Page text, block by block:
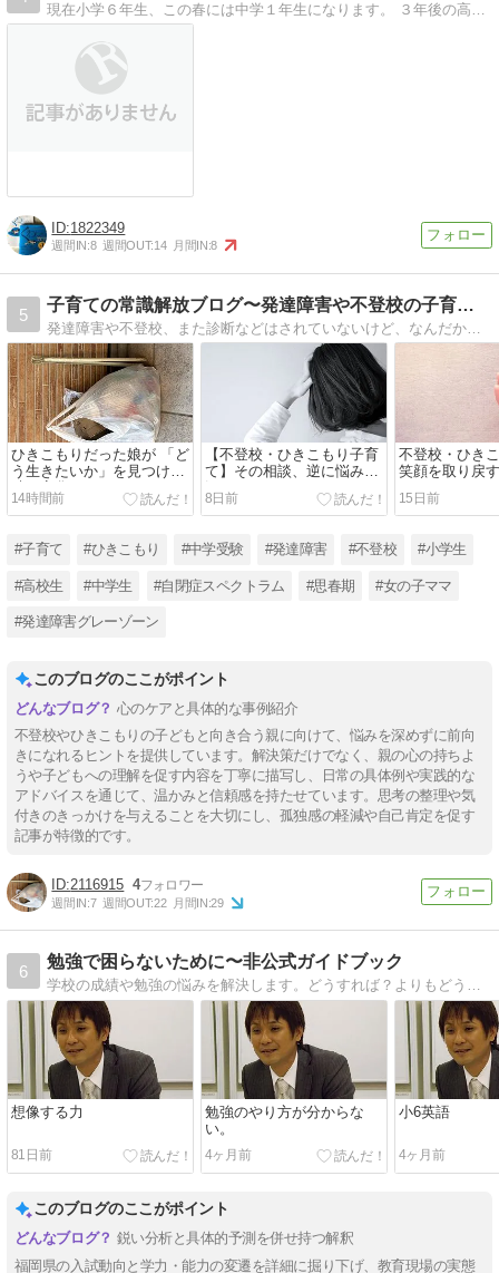
1822349
週間IN:8 週間OUT:14 月間IN:8
5
子育ての常識解放ブログ〜発達障害や不登校の子育てを応援〜
発達障害や不登校、また診断などはされていないけど、なんだか他の子と違う個性的な子。個性に合わせた方がいいのか、集団についていけるようにしつけた方がいいのか。悩むママへ子どもへの具体的な対応法や考え方をお届けします。
ひきこもりだった娘が 「ど
う生きたいか」を見つけた
時の変化
14時間前
【不登校・ひきこもり子育
て】その相談、逆に悩みを
深くしているかもしれませ
ん
8日前
不登校・ひき
笑顔を取り戻
コレ！
15日前
#子育て #ひきこもり #中学受験 #発達障害 #不登校 #小学生
#高校生 #中学生 #自閉症スペクトラム #思春期 #女の子ママ
#発達障害グレーゾーン
このブログのここがポイント
心のケアと具体的な事例紹介
不登校やひきこもりの子どもと向き合う親に向けて、悩みを深めずに前向
きになれるヒントを提供しています。解決策だけでなく、親の心の持ちよ
うや子どもへの理解を促す内容を丁寧に描写し、日常の具体例や実践的な
アドバイスを通じて、温かみと信頼感を持たせています。思考の整理や気
付きのきっかけを与えることを大切にし、孤独感の軽減や自己肯定を促す
記事が特徴的です。
2116915 4
週間IN:7 週間OUT:22 月間IN:29
6
勉強で困らないために〜非公式ガイドブック
想像する力
81日前
勉強のやり方が分からな
い。
4ヶ月前
小6英語
4ヶ月前
このブログのここがポイント
鋭い分析と具体的予測を併せ持つ解釈
福岡県の入試動向と学力・能力の変遷を詳細に掘り下げ、教育現場の実態